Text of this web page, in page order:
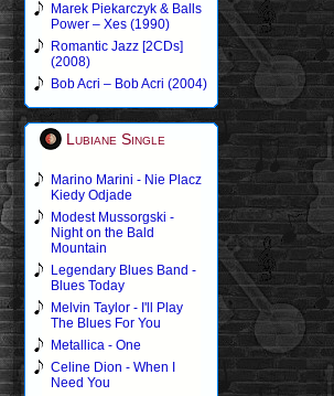
Marek Piekarczyk & Balls
Power – Xes (1990)
Romantic Jazz [2CDs]
(2008)
Bob Acri – Bob Acri (2004)
Lubiane Single
Marino Marini - Nie Placz
Kiedy Odjade
Modest Mussorgski -
Night on the Bald
Mountain
Legendary Blues Band -
Blues Today
Melvin Taylor - I'll Play
The Blues For You
Metallica - One
Celine Dion - When I
Need You